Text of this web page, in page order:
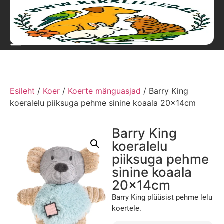
Esileht / Koer / Koerte mänguasjad / Barry King
koeralelu piiksuga pehme sinine koaala 20x14cm
Barry King
koeralelu
piiksuga pehme
sinine koaala
20x14cm
Barry King plüüsist pehme lelu
koertele.